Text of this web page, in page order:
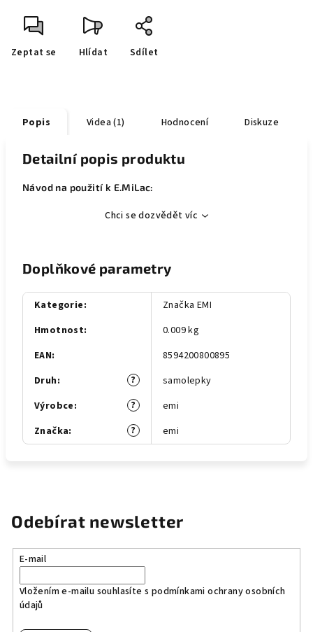
Zeptat se Hlídat Sdílet
Popis Videa (1) Hodnocení Diskuze
Detailní popis produktu
Návod na použití k E.MiLac:
Chci se dozvědět víc
Doplňkové parametry
Kategorie:
Značka EMI
Hmotnost:
0.009 kg
EAN:
8594200800895
?
Druh:
samolepky
?
Výrobce:
emi
?
Značka: emi
Odebírat newsletter
E-mail
Vložením e-mailu souhlasíte s podmínkami ochrany osobních
údajů